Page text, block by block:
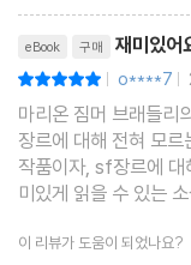
eBook 구매 재미있어
| o****7 |
마리온 짐머 브래들리
장르에 대해 전혀 모
작품이자, sf장르에 대
미있게 읽을 수 있는
실에서 일어날 수 있
장치와 같이 더욱 특별
이 리뷰가 도움이 되었나요?